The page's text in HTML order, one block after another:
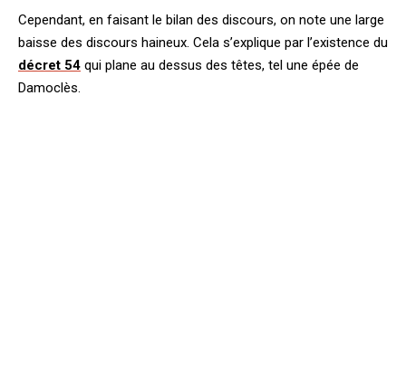
Cependant, en faisant le bilan des discours, on note une large
baisse des discours haineux. Cela s’explique par l’existence du
décret 54 qui plane au dessus des têtes, tel une épée de
Damoclès.